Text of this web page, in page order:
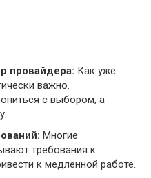
провайдера: Как уже
важно.
с выбором, а
Многие
требования к
к медленной работе.